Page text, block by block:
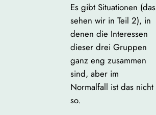
Es gibt Situationen (das
sehen wir in Teil 2), in
denen die Interessen
dieser drei Gruppen
ganz eng zusammen
sind, aber im
Normalfall ist das nicht
so.